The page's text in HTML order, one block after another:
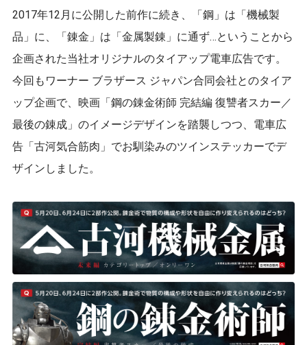
2017年12月に公開した前作に続き、「鋼」は「機械製
品」に、「錬金」は「金属製錬」に通ず…ということから
企画された当社オリジナルのタイアップ電車広告です。
今回もワーナー ブラザース ジャパン合同会社とのタイア
ップ企画で、映画「鋼の錬金術師 完結編 復讐者スカー／
最後の錬成」のイメージデザインを踏襲しつつ、電車広
告「古河気合筋肉」でお馴染みのツインステッカーでデ
ザインしました。